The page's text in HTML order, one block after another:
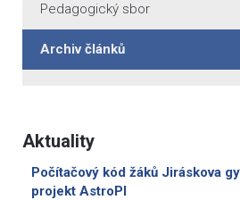
Pedagogický sbor
Archiv článků
Aktuality
Počítačový kód žáků Jiráskova
projekt AstroPI